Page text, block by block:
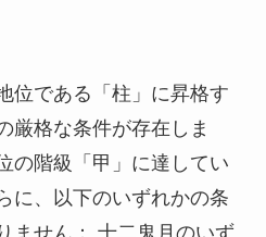
位である「柱」に昇格す
厳格な条件が存在しま
の階級「甲」に達してい
に、以下のいずれかの条
ません： 十二鬼月のいず